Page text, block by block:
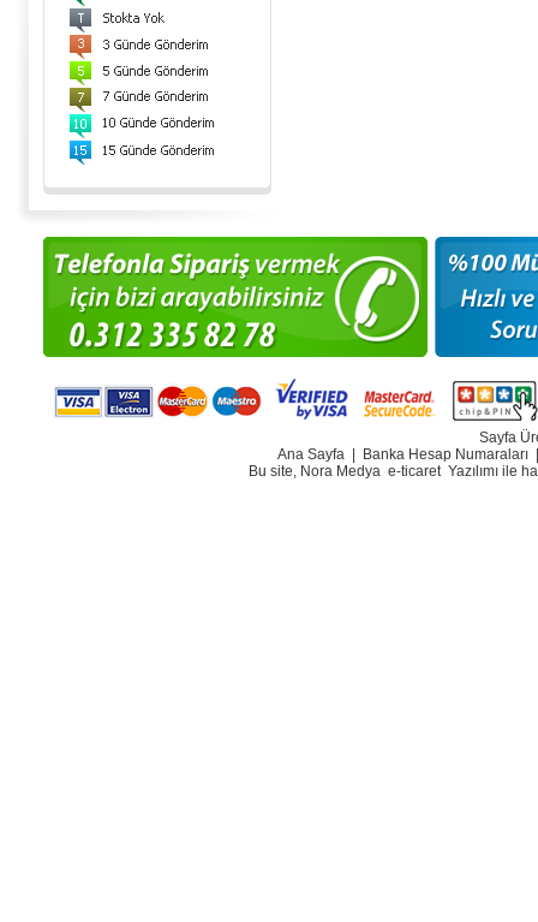
Sayfa
Ana Sayfa
Banka Hesap Numaraları
Bu site, Nora Medya e-ticaret Yazılımı ile